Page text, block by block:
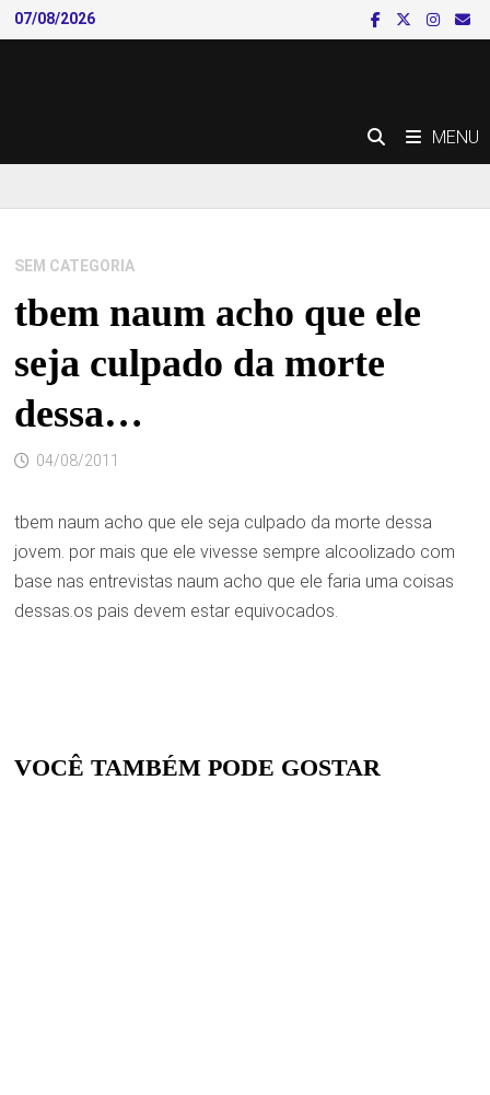
Skip
to
07/08/2026
MENU
SEM CATEGORIA
tbem naum acho que ele
seja culpado da morte
dessa…
04/08/2011
tbem naum acho que ele seja culpado da morte dessa
jovem. por mais que ele vivesse sempre alcoolizado com
base nas entrevistas naum acho que ele faria uma coisas
dessas.os pais devem estar equivocados.
VOCÊ TAMBÉM PODE GOSTAR